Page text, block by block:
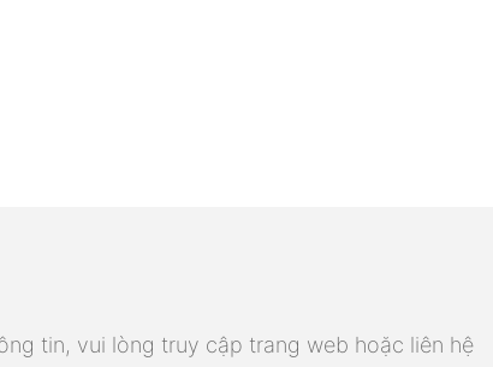
tin, vui lòng truy cập trang web hoặc liên hệ